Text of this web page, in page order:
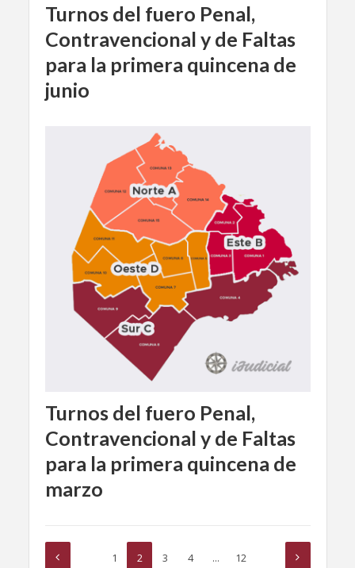
Turnos del fuero Penal,
Contravencional y de Faltas
para la primera quincena de
junio
Turnos del fuero Penal,
Contravencional y de Faltas
para la primera quincena de
marzo
1 2 3 4 … 12